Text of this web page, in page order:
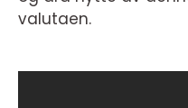
valutaen.